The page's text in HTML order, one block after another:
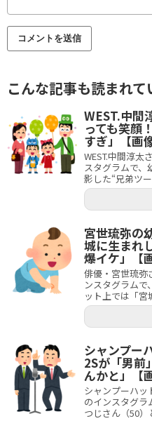
こんな記事も読まれて
WEST.中間
っても笑顔
すぎ」【画
WEST.中間淳太
スタグラムで、
影した“兄弟ツ
宮世琉弥の
城に生まれ
爆イケ」【
俳優・宮世琉弥
ンスタグラムで
ット上では「宮
シャンプー
2Sが「男前
んかと」【
シャンプーハッ
のインスタグラ
つじさん（50